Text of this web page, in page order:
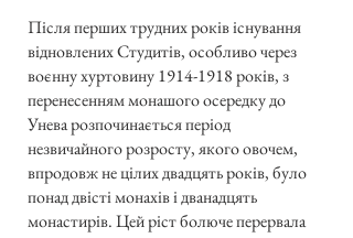
Після перших трудних років існування
відновлених Студитів, особливо через
воєнну хуртовину1914-1918років, з
перенесенням монашого осередку до
Унева розпочинається період
незвичайного розросту, якого овочем,
впродовж не цілих двадцять років, було
понад двісті монахів і дванадцять
монастирів. Цей ріст болюче перервала